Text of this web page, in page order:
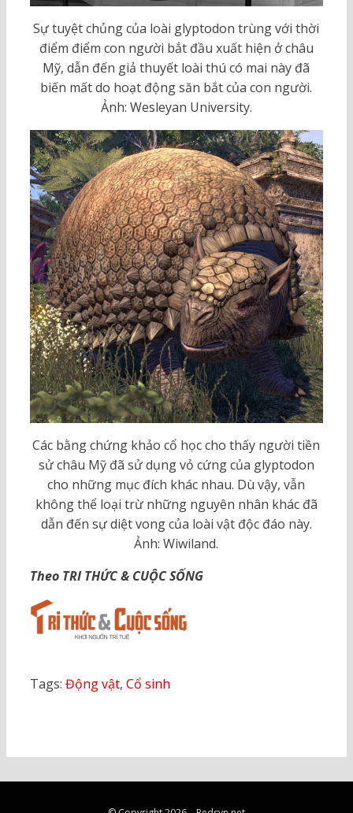
Sự tuyệt chủng của loài glyptodon trùng với thời
điểm điểm con người bắt đầu xuất hiện ở châu
Mỹ, dẫn đến giả thuyết loài thú có mai này đã
biến mất do hoạt động săn bắt của con người.
Ảnh: Wesleyan University.
Các bằng chứng khảo cổ học cho thấy người tiền
sử châu Mỹ đã sử dụng vỏ cứng của glyptodon
cho những mục đích khác nhau. Dù vậy, vẫn
không thể loại trừ những nguyên nhân khác đã
dẫn đến sự diệt vong của loài vật độc đáo này.
Ảnh: Wiwiland.
Theo TRI THỨC & CUỘC SỐNG
Tags: Động vật, Cổ sinh